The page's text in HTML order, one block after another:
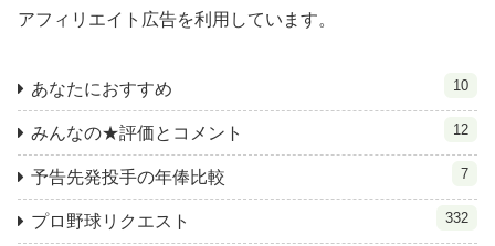
アフィリエイト広告を利用しています。
あなたにおすすめ 10
みんなの★評価とコメント 12
予告先発投手の年俸比較 7
プロ野球リクエスト 332